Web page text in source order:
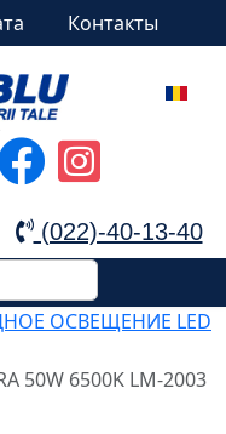
Контакты
(022)-40-13-40
ОСВЕЩЕНИЕ LED
50W 6500K LM-2003